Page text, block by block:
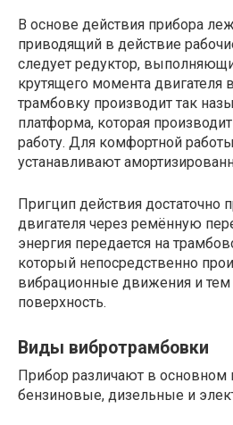
В основе действия прибора
приводящий в действие
следует редуктор,
крутящего момента двигателя
трамбовку производит так
платформа, которая
работу. Для комфортной
устанавливают
Пригцип действия достаточно
двигателя через ремённую
энергия передается на
который непосредственно
вибрационные движения и
поверхность.
Виды вибротрамбовки
Прибор различают в основном
бензиновые, дизельные и